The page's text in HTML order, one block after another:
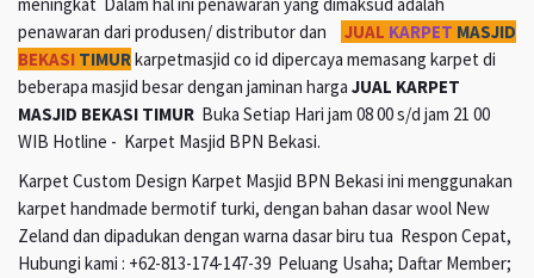
penawaran dari produsen/ distributor dan
JUAL KARPET MASJID
BEKASI TIMURkarpetmasjid co id dipercaya memasang karpet di
beberapa masjid besar dengan jaminan harga JUAL KARPET
MASJID BEKASI TIMUR Buka Setiap Hari jam 08 00 s/d jam 21 00
WIB Hotline - Karpet Masjid BPN Bekasi.
Karpet Custom Design Karpet Masjid BPN Bekasi ini menggunakan
karpet handmade bermotif turki, dengan bahan dasar wool New
Zeland dan dipadukan dengan warna dasar biru tua Respon Cepat,
Hubungi kami : +62-813-174-147-39 Peluang Usaha; Daftar Member;